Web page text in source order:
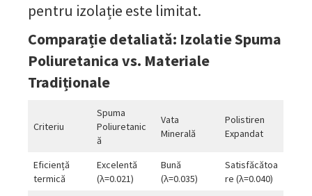
pentru izolație este limitat.
Comparație detaliată: Izolatie Spuma
Poliuretanica vs. Materiale
Tradiționale
Criteriu
Spuma
Poliuretanic
ă
Vata
Minerală
Polistiren
Expandat
Eficiență
termică
Excelentă
(λ=0.021)
Bună
(λ=0.035)
Satisfăcătoa
re (λ=0.040)